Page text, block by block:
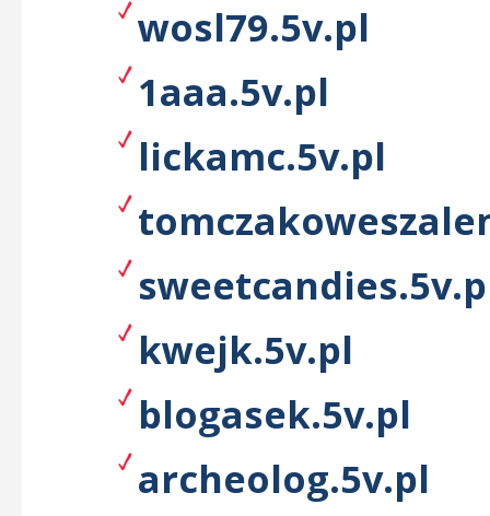
wosl79.5v.pl
1aaa.5v.pl
lickamc.5v.pl
kwejk.5v.pl
blogasek.5v.pl
archeolog.5v.pl